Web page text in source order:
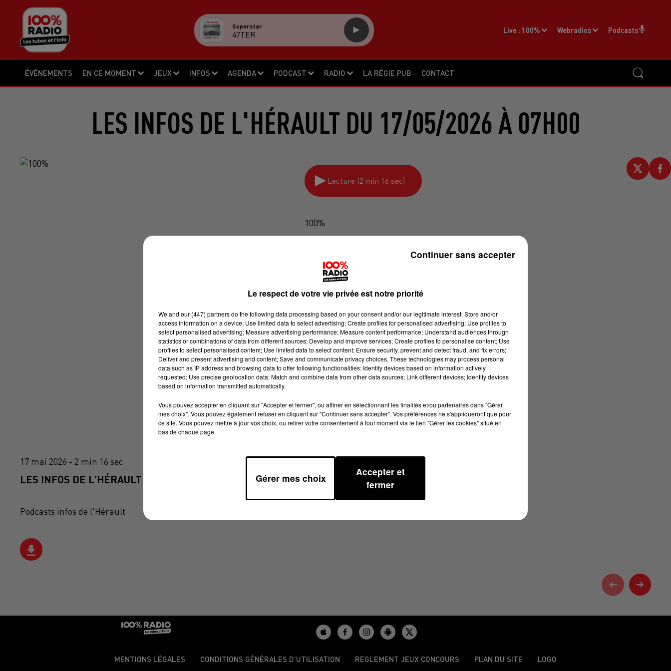
ÉVÉNEMENTS EN CE MOMENT JEUX INFOS AGENDA PODCAST RADIO LA RÉGIE PUB CONTACT
Live : 100% Webradios Podcasts
Superstar
47TER
LES INFOS DE L'HÉRAULT DU 17/05/2026 À 07H00
Lecture (2 min 16 sec)
100%
17 mai 2026 - 2 min 16 sec
LES INFOS DE L'HÉRAULT DU 17/05/2026 À 07H00
Podcasts infos de l'Hérault
MENTIONS LÉGALES CONDITIONS GÉNÉRALES D’UTILISATION REGLEMENT JEUX CONCOURS PLAN DU SITE LOGO
Le respect de votre vie privée est notre priorité
We and our (447) partnersdo the following data processing based on your consent and/or our legitimate interest: Store and/or
access information on a device; Use limited data to select advertising; Create profiles for personalised advertising; Use profiles to
select personalised advertising; Measure advertising performance; Measure content performance; Understand audiences through
statistics or combinations of data from different sources; Develop and improve services; Create profiles to personalise content; Use
profiles to select personalised content; Use limited data to select content; Ensure security, prevent and detect fraud, and fix errors;
Deliver and present advertising and content; Save and communicate privacy choices. These technologies may process personal
data such as IP address and browsing data to offer following functionalities: Identify devices based on information actively
requested; Use precise geolocation data; Match and combine data from other data sources; Link different devices; Identify devices
based on information transmitted automatically.
Vous pouvez accepter en cliquant sur "Accepter et fermer", ou affiner en sélectionnant les finalités et/ou partenaires dans "Gérer
mes choix". Vous pouvez également refuser en cliquant sur "Continuer sans accepter". Vos préférences ne s'appliqueront que pour
ce site. Vous pouvez mettre à jour vos choix, ou retirer votre consentement à tout moment via le lien "Gérer les cookies" situé en
bas de chaque page.
Gérer mes choix
Accepter et
fermer
Continuer sans accepter